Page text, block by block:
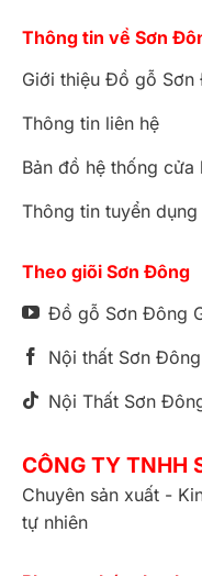
Thông tin về Sơn
Giới thiệu Đồ gỗ Sơn
Thông tin liên hệ
Bản đồ hệ thống cửa
Thông tin tuyển dụng
Theo giõi Sơn Đông
Đồ gỗ Sơn Đông
Nội thất Sơn Đông
Nội Thất Sơn
CÔNG TY TNHH
Chuyên sản xuất -
tự nhiên